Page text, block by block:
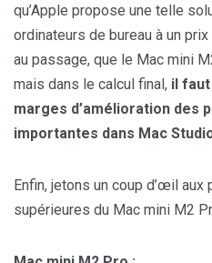
qu’Apple propose une telle
ordinateurs de bureau à un
au passage, que le Mac mini
mais dans le calcul final, il
marges d’amélioration des
importantes dans Mac
Enfin, jetons un coup d’œil
supérieures du Mac mini M2